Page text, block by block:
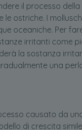
il processo
ostriche. I
oceaniche. Per
irritanti come
la sostanza
una
causato da
di crescita